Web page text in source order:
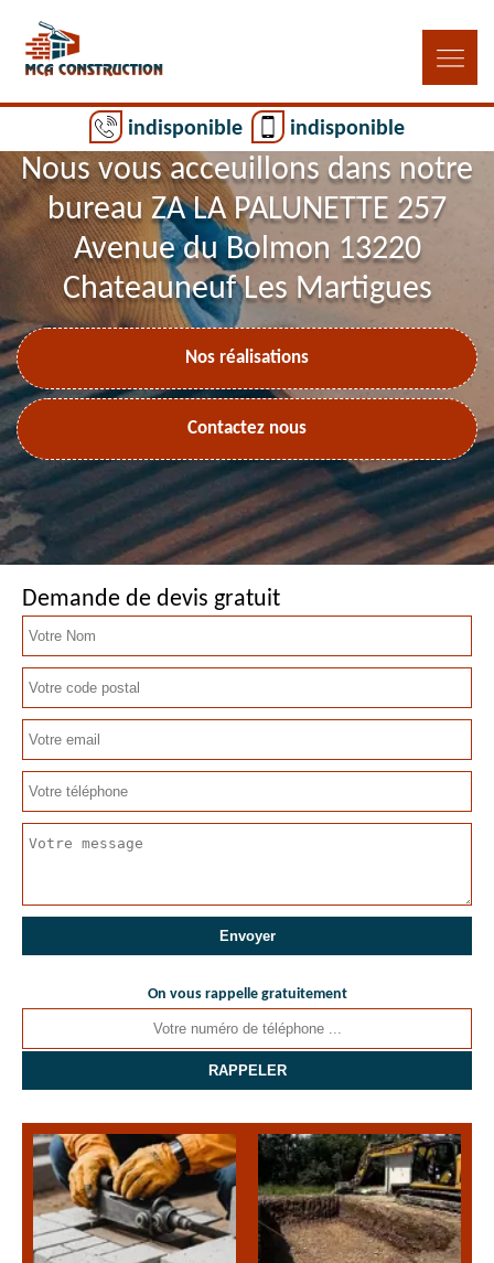
indisponible indisponible
Nous vous acceuillons dans notre
bureau ZA LA PALUNETTE 257
Avenue du Bolmon 13220
Chateauneuf Les Martigues
Nos réalisations
Contactez nous
Demande de devis gratuit
On vous rappelle gratuitement